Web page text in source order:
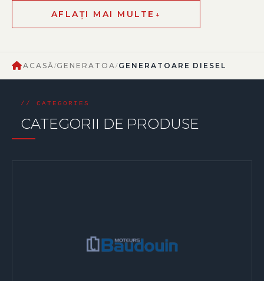
AFLAȚI MAI MULTE
ACASĂ/GENERATOARE
/GENERATOARE DIESEL
CATEGORII DE PRODUSE